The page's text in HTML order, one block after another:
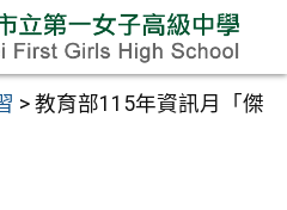
> 教育部115年資訊月「傑